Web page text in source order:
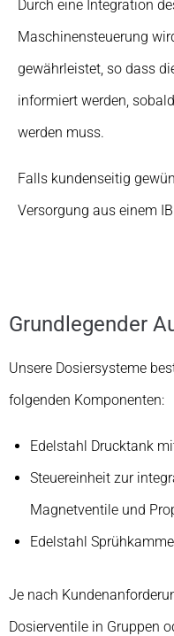
Durch eine Integration
Maschinensteuerung
gewährleistet, so dass
informiert werden,
werden muss.
Falls kundenseitig
Versorgung aus einem
Grundlegender
Unsere Dosiersysteme
folgenden Komponenten:
Edelstahl Drucktank
Steuereinheit zur
Magnetventile und
Edelstahl
Je nach
Dosierventile in Gruppen